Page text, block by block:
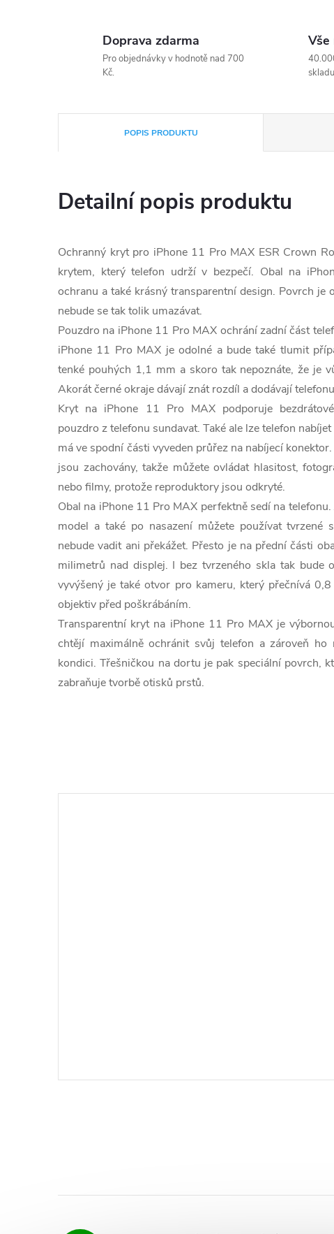
Doprava zdarma
Pro objednávky v hodnotě nad 700
Kč.
Vše
POPIS PRODUKTU
Detailní popis produktu
Ochranný kryt pro iPhone 11 Pro MAX ESR Crown
krytem, který telefon udrží v bezpečí. Obal na
ochranu a také krásný transparentní design. Povrch
nebude se tak tolik umazávat.
Pouzdro na iPhone 11 Pro MAX ochrání zadní část
iPhone 11 Pro MAX je odolné a bude také tlumit
tenké pouhých 1,1 mm a skoro tak nepoznáte, že je
Akorát černé okraje dávají znát rozdíl a dodávají
Kryt na iPhone 11 Pro MAX podporuje
pouzdro z telefonu sundavat. Také ale lze telefon
má ve spodní části vyveden průřez na nabíjecí
jsou zachovány, takže můžete ovládat hlasitost,
nebo filmy, protože reproduktory jsou odkryté.
Obal na iPhone 11 Pro MAX perfektně sedí na
model a také po nasazení můžete používat tvrzené
nebude vadit ani překážet. Přesto je na přední části
milimetrů nad displej. I bez tvrzeného skla tak bude
vyvýšený je také otvor pro kameru, který přečnívá
objektiv před poškrábáním.
Transparentní kryt na iPhone 11 Pro MAX je
chtějí maximálně ochránit svůj telefon a zároveň ho
kondici. Třešničkou na dortu je pak speciální povrch,
zabraňuje tvorbě otisků prstů.